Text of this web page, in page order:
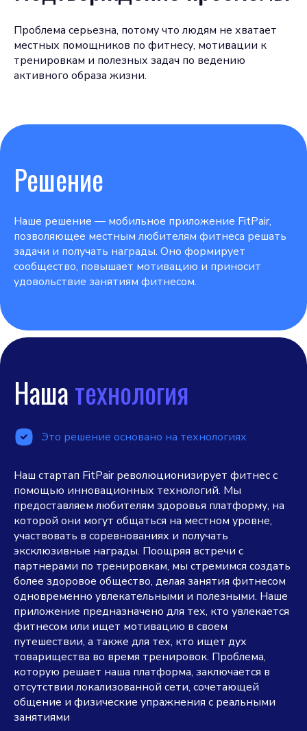
Проблема серьезна, потому что людям не хватает
местных помощников по фитнесу, мотивации к
тренировкам и полезных задач по ведению
активного образа жизни.
Решение
Наше решение — мобильное приложение FitPair,
позволяющее местным любителям фитнеса решать
задачи и получать награды. Оно формирует
сообщество, повышает мотивацию и приносит
удовольствие занятиям фитнесом.
Нашатехнология
Это решение основано на технологиях
Наш стартап FitPair революционизирует фитнес с
помощью инновационных технологий. Мы
предоставляем любителям здоровья платформу, на
которой они могут общаться на местном уровне,
участвовать в соревнованиях и получать
эксклюзивные награды. Поощряя встречи с
партнерами по тренировкам, мы стремимся создать
более здоровое общество, делая занятия фитнесом
одновременно увлекательными и полезными. Наше
приложение предназначено для тех, кто увлекается
фитнесом или ищет мотивацию в своем
путешествии, а также для тех, кто ищет дух
товарищества во время тренировок. Проблема,
которую решает наша платформа, заключается в
отсутствии локализованной сети, сочетающей
общение и физические упражнения с реальными
занятиями